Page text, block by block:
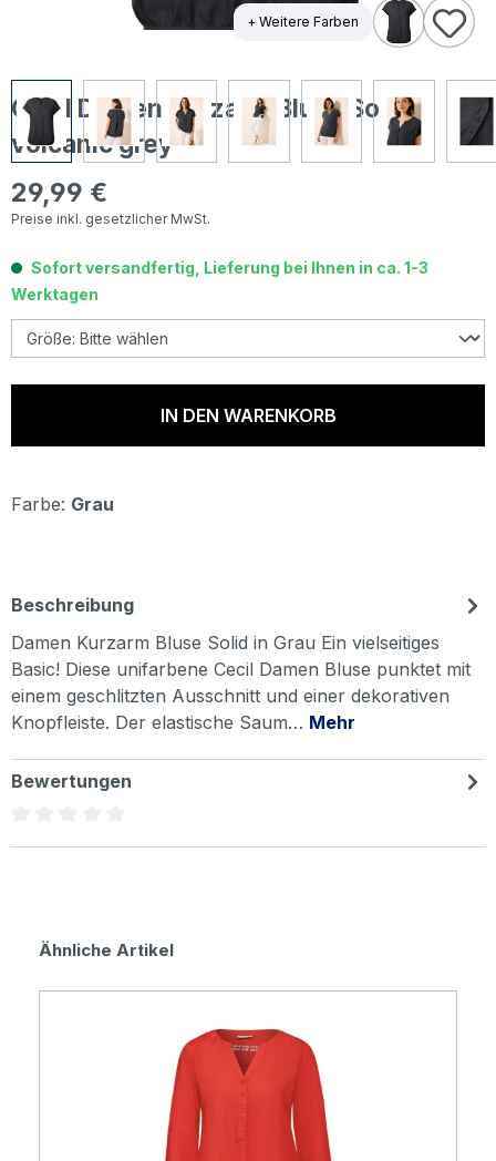
+ Weitere Farben
Cecil Damen Kurzarm Bluse Solid
volcanic grey
Regulärer Preis:
29,99 €
Preise inkl. gesetzlicher MwSt.
Sofort versandfertig, Lieferung bei Ihnen in ca. 1-3
Werktagen
IN DEN WARENKORB
Farbe: Grau
Beschreibung
Damen Kurzarm Bluse Solid in Grau Ein vielseitiges
Basic! Diese unifarbene Cecil Damen Bluse punktet mit
einem geschlitzten Ausschnitt und einer dekorativen
Knopfleiste. Der elastische Saum… Mehr
Bewertungen
Produktgalerie überspringen
Ähnliche Artikel